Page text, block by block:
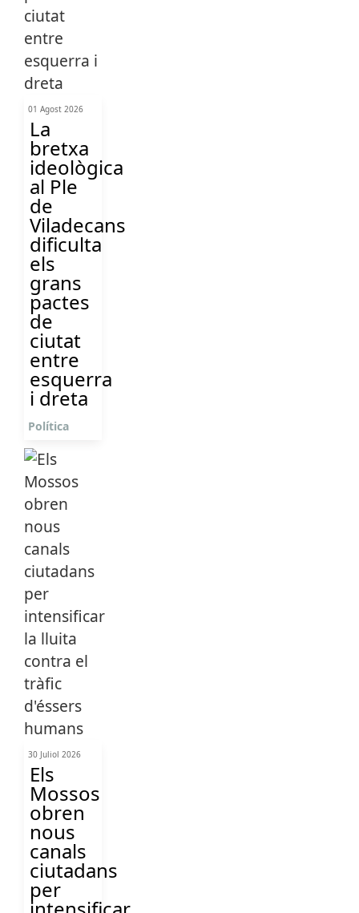
01 Agost 2026
La
bretxa
ideològica
al Ple
de
Viladecans
dificulta
els
grans
pactes
de
ciutat
entre
esquerra
i dreta
Política
30 Juliol 2026
Els
Mossos
obren
nous
canals
ciutadans
per